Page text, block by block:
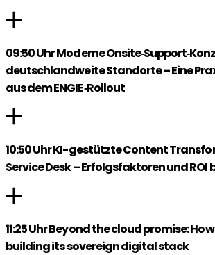
09:50 Uhr Moderne
deutschlandweite Standorte – Eine
aus dem ENGIE‑Rollout
10:50 Uhr KI-gestützte Content
Service Desk – Erfolgsfaktoren und ROI
11:25 Uhr Beyond the cloud promise:
building its sovereign digital stack